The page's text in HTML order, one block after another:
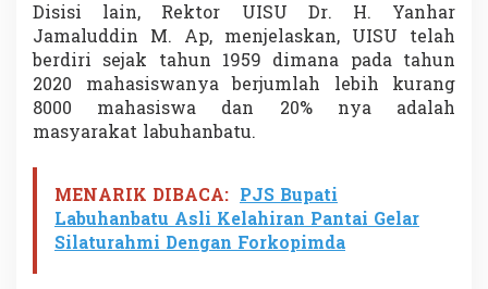
Disisi lain, Rektor UISU Dr. H. Yanhar
Jamaluddin M. Ap, menjelaskan, UISU telah
berdiri sejak tahun 1959 dimana pada tahun
2020 mahasiswanya berjumlah lebih kurang
8000 mahasiswa dan 20% nya adalah
masyarakat labuhanbatu.
MENARIK DIBACA: PJS Bupati
Labuhanbatu Asli Kelahiran Pantai Gelar
Silaturahmi Dengan Forkopimda